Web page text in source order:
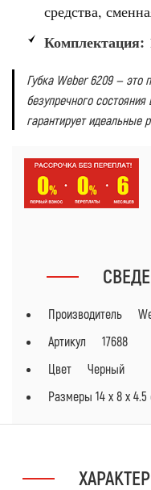
средства,
Комплектация:
Губка Weber 6209 — это
безупречного
гарантирует идеальные
Производитель
Артикул 17688
Цвет Черный
Размеры 14 х 8 х 4.5